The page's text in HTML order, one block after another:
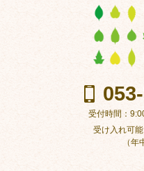
受付時間：
受け入れ可
（年